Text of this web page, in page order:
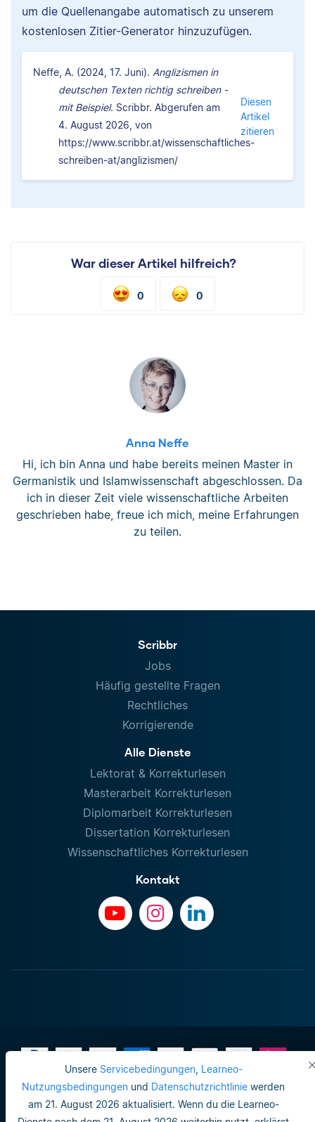
Unsere Servicebedingungen, Learneo-
Nutzungsbedingungen und Datenschutzrichtlinie werden
am 21. August 2026 aktualisiert. Wenn du die Learneo-
um die Quellenangabe automatisch zu unserem
kostenlosen Zitier-Generator hinzuzufügen.
Neffe, A. (2024, 17. Juni). Anglizismen in
deutschen Texten richtig schreiben -
mit Beispiel. Scribbr. Abgerufen am
4. August 2026, von
https://www.scribbr.at/wissenschaftliches-
schreiben-at/anglizismen/
Diesen
Artikel
zitieren
War dieser Artikel hilfreich?
0 0
Anna Neffe
Hi, ich bin Anna und habe bereits meinen Master in
Germanistik und Islamwissenschaft abgeschlossen. Da
ich in dieser Zeit viele wissenschaftliche Arbeiten
geschrieben habe, freue ich mich, meine Erfahrungen
zu teilen.
Scribbr
Jobs
Häufig gestellte Fragen
Rechtliches
Korrigierende
Alle Dienste
Lektorat & Korrekturlesen
Masterarbeit Korrekturlesen
Diplomarbeit Korrekturlesen
Dissertation Korrekturlesen
Wissenschaftliches Korrekturlesen
Kontakt
Impressum